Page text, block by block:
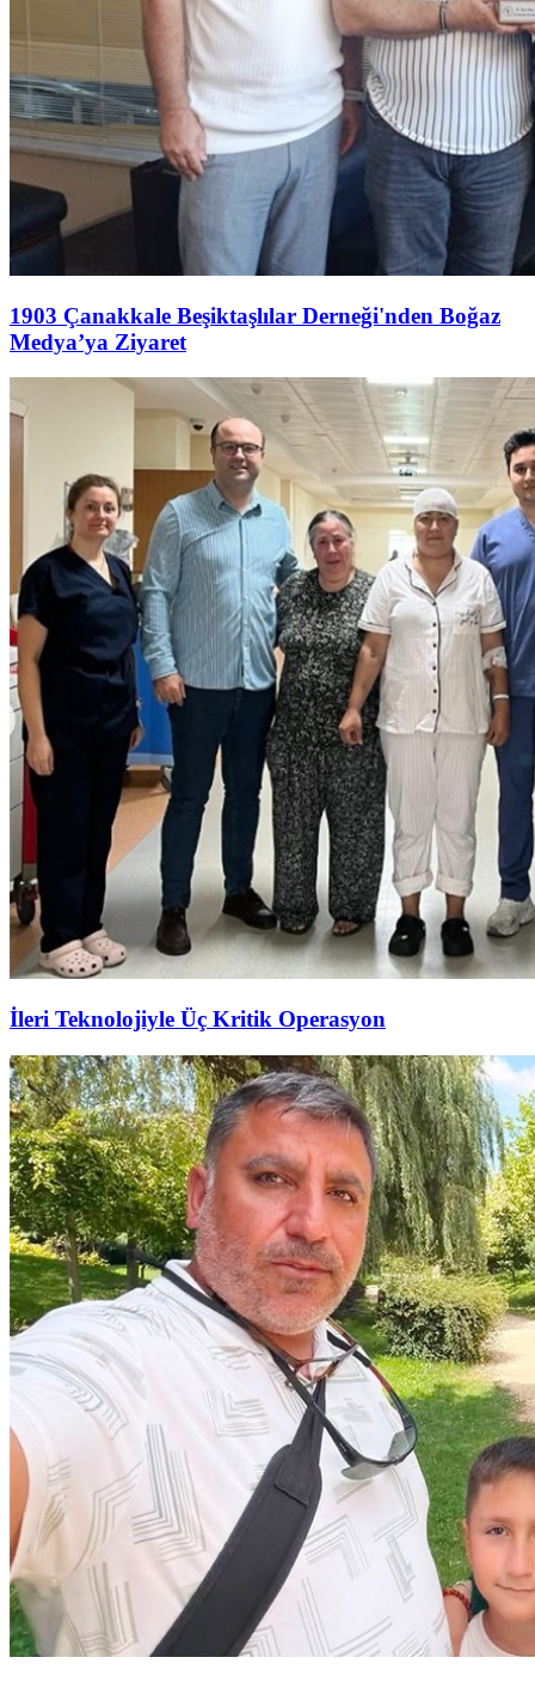
1903 Çanakkale Beşiktaşlılar Derneği'nden Boğaz
Medya’ya Ziyaret
İleri Teknolojiyle Üç Kritik Operasyon